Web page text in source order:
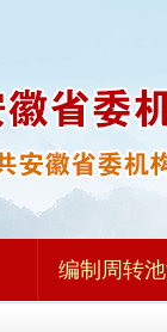
编制周转